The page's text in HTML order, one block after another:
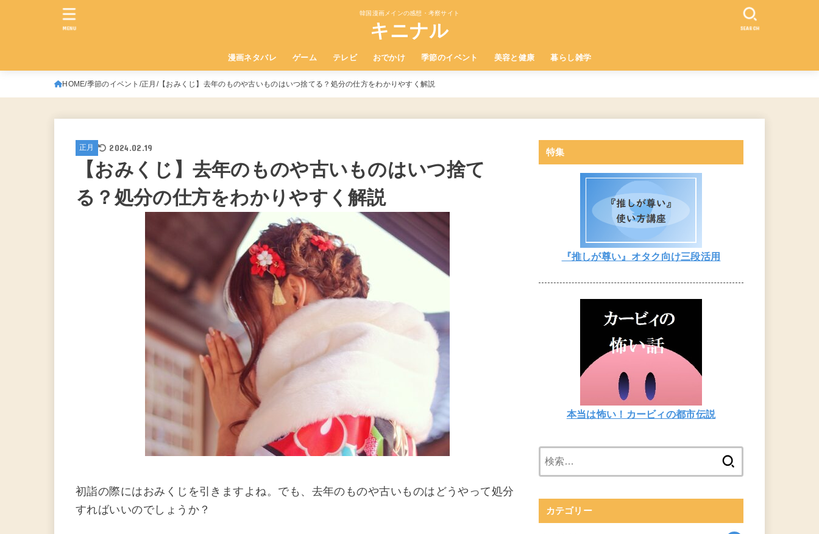
韓国漫画メインの感想・考察サイト
キニナル
漫画ネタバレ ゲーム テレビ おでかけ 季節のイベント 美容と健康 暮らし雑学
SEARCH
MENU
HOME 季節のイベント 正月 【おみくじ】去年のものや古いものはいつ捨てる？処分の仕方をわかりやすく解説
正月 2024.02.19
【おみくじ】去年のものや古いものはいつ捨て
る？処分の仕方をわかりやすく解説
初詣の際にはおみくじを引きますよね。でも、去年のものや古いものはどうやって処分
すればいいのでしょうか？
特集
『推しが尊い』オタク向け三段活用
本当は怖い！カービィの都市伝説
カテゴリー